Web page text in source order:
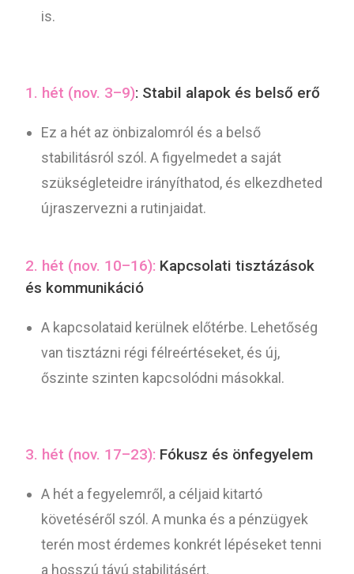
is.
1. hét (nov. 3–9): Stabil alapok és belső erő
Ez a hét az önbizalomról és a belső
stabilitásról szól. A figyelmedet a saját
szükségleteidre irányíthatod, és elkezdheted
újraszervezni a rutinjaidat.
2. hét (nov. 10–16): Kapcsolati tisztázások
és kommunikáció
A kapcsolataid kerülnek előtérbe. Lehetőség
van tisztázni régi félreértéseket, és új,
őszinte szinten kapcsolódni másokkal.
3. hét (nov. 17–23): Fókusz és önfegyelem
A hét a fegyelemről, a céljaid kitartó
követéséről szól. A munka és a pénzügyek
terén most érdemes konkrét lépéseket tenni
a hosszú távú stabilitásért.